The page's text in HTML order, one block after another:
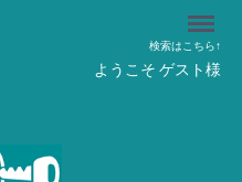
検索はこちら↑
ようこそ ゲスト様
Menu